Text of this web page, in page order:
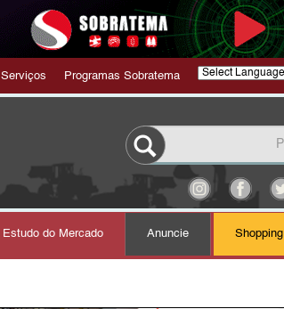
Serviços Programas Sobratema
Estudo do Mercado Anuncie Shopping